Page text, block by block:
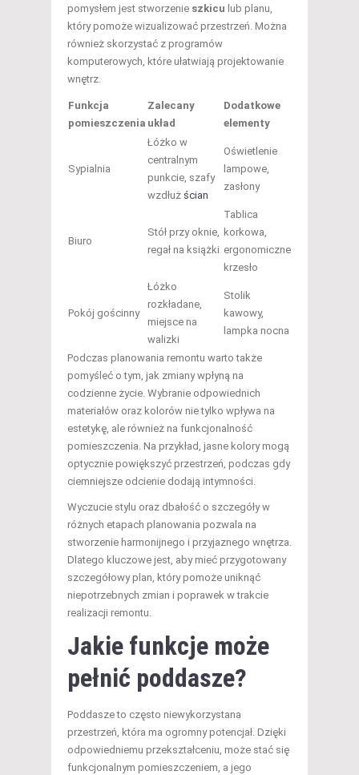
pomysłem jest stworzenie szkicu lub planu,
który pomoże wizualizować przestrzeń. Można
również skorzystać z programów
komputerowych, które ułatwiają projektowanie
wnętrz.
Funkcja
pomieszczenia
Zalecany
układ
Dodatkowe
elementy
Sypialnia
Łóżko w
centralnym
punkcie, szafy
wzdłuż ścian
Oświetlenie
lampowe,
zasłony
Biuro
Stół przy oknie,
regał na książki
Tablica
korkowa,
ergonomiczne
krzesło
Pokój gościnny
Łóżko
rozkładane,
miejsce na
walizki
Stolik
kawowy,
lampka nocna
Podczas planowania remontu warto także
pomyśleć o tym, jak zmiany wpłyną na
codzienne życie. Wybranie odpowiednich
materiałów oraz kolorów nie tylko wpływa na
estetykę, ale również na funkcjonalność
pomieszczenia. Na przykład, jasne kolory mogą
optycznie powiększyć przestrzeń, podczas gdy
ciemniejsze odcienie dodają intymności.
Wyczucie stylu oraz dbałość o szczegóły w
różnych etapach planowania pozwala na
stworzenie harmonijnego i przyjaznego wnętrza.
Dlatego kluczowe jest, aby mieć przygotowany
szczegółowy plan, który pomoże uniknąć
niepotrzebnych zmian i poprawek w trakcie
realizacji remontu.
Jakie funkcje może
pełnić poddasze?
Poddasze to często niewykorzystana
przestrzeń, która ma ogromny potencjał. Dzięki
odpowiedniemu przekształceniu, może stać się
funkcjonalnym pomieszczeniem, a jego